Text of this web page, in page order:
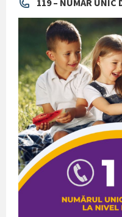
119 – NUMĂR UNIC